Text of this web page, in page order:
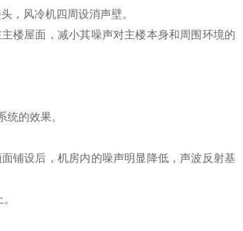
，风冷机四周设消声壁。
屋面，减小其噪声对主楼本身和周围环境的
的效果。
设后，机房内的噪声明显降低，声波反射基